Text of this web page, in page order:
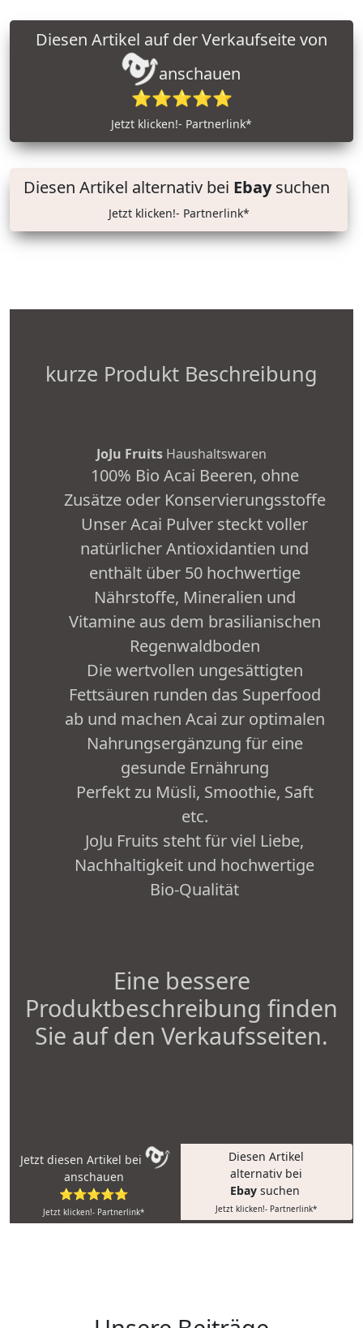
anschauen
⭐⭐⭐⭐⭐
Jetzt klicken!- Partnerlink*
Diesen Artikel alternativ bei Ebaysuchen
Jetzt klicken!- Partnerlink*
kurze Produkt Beschreibung
JoJu Fruits Haushaltswaren
100% Bio Acai Beeren, ohne
Zusätze oder Konservierungsstoffe
Unser Acai Pulver steckt voller
natürlicher Antioxidantien und
enthält über 50 hochwertige
Nährstoffe, Mineralien und
Vitamine aus dem brasilianischen
Regenwaldboden
Die wertvollen ungesättigten
Fettsäuren runden das Superfood
ab und machen Acai zur optimalen
Nahrungsergänzung für eine
gesunde Ernährung
Perfekt zu Müsli, Smoothie, Saft
etc.
JoJu Fruits steht für viel Liebe,
Nachhaltigkeit und hochwertige
Bio-Qualität
Eine bessere
Produktbeschreibung finden
Sie auf den Verkaufsseiten.
Jetzt diesen Artikel bei
anschauen
⭐⭐⭐⭐⭐
Jetzt klicken!- Partnerlink*
Diesen Artikel
alternativ bei
Ebay suchen
Jetzt klicken!- Partnerlink*